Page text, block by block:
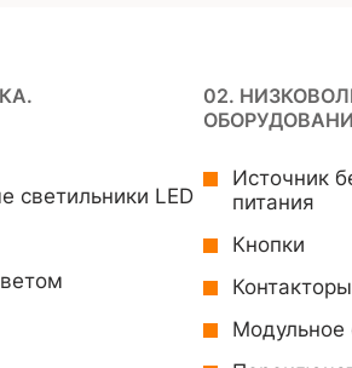
светильники LED
02.
Источник
питания
Кнопки
Модульное